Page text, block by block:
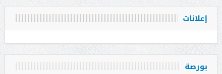
إعلانات
بورصة